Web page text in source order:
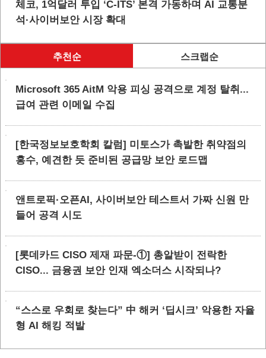
체코, 1억달러 투입 ‘C-ITS’ 본격 가동하며 AI 교통분
석·사이버보안 시장 확대
추천순 스크랩순
Microsoft 365 AitM 악용 피싱 공격으로 계정 탈취...
급여 관련 이메일 수집
[한국정보보호학회 칼럼] 미토스가 촉발한 취약점의
홍수, 예견한 듯 준비된 공급망 보안 로드맵
앤트로픽·오픈AI, 사이버보안 테스트서 가짜 신원 만
들어 공격 시도
[롯데카드 CISO 제재 파문-①] 총알받이 전락한
CISO... 금융권 보안 인재 엑소더스 시작되나?
“스스로 우회로 찾는다” 中 해커 ‘딥시크’ 악용한 자율
형 AI 해킹 적발